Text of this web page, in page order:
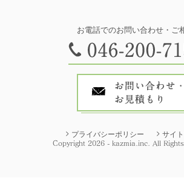
お電話でのお問い合わせ・ご
プライバシーポリシー サイ
Copyright 2026 - kazmia.inc. All Rights